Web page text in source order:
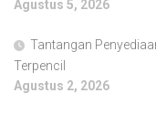
Agustus 5, 2026
Tantangan
Terpencil
Agustus 2, 2026